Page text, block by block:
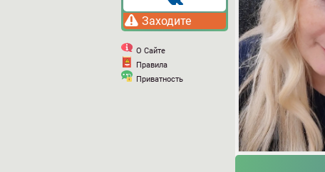
Заходите
О Сайте
Правила
Приватность